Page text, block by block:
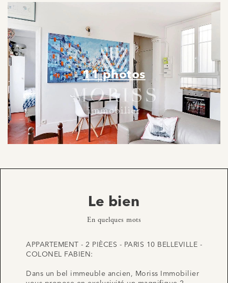
11 photos
Le bien
En quelques mots
APPARTEMENT - 2 PIÈCES - PARIS 10 BELLEVILLE -
COLONEL FABIEN:
Dans un bel immeuble ancien, Moriss Immobilier